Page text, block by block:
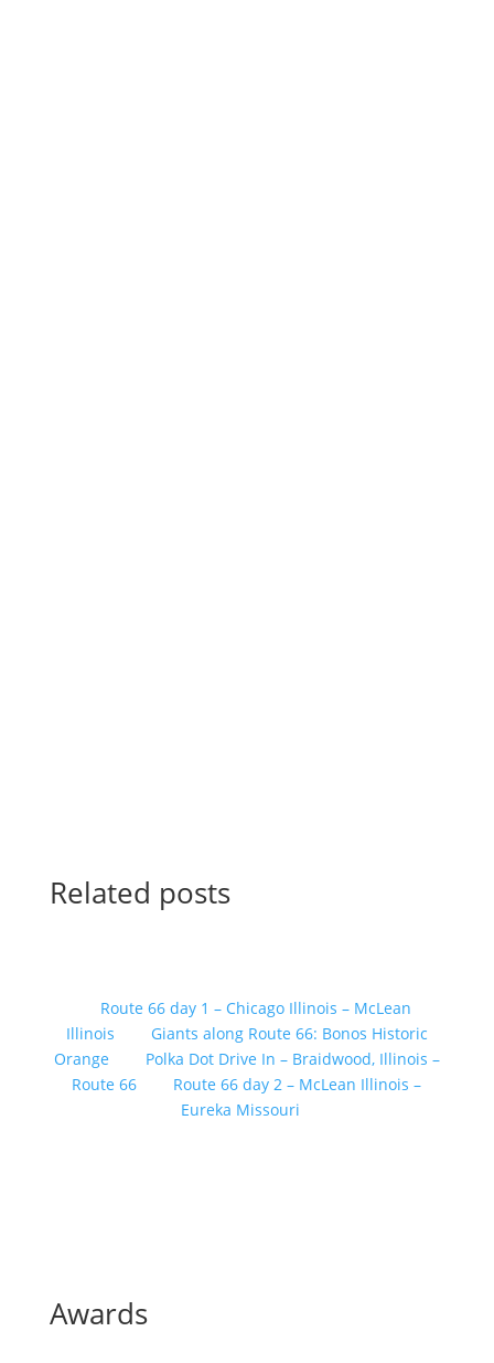
Related posts
Route 66 day 1 – Chicago Illinois – McLean
Illinois
Giants along Route 66: Bonos Historic
Orange
Polka Dot Drive In – Braidwood, Illinois –
Route 66
Route 66 day 2 – McLean Illinois –
Eureka Missouri
Awards